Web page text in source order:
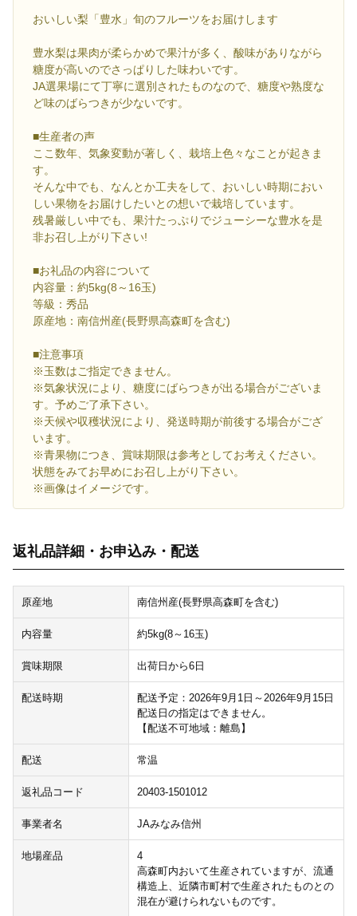
おいしい梨「豊水」旬のフルーツをお届けします
豊水梨は果肉が柔らかめで果汁が多く、酸味がありながら
糖度が高いのでさっぱりした味わいです。
JA選果場にて丁寧に選別されたものなので、糖度や熟度な
ど味のばらつきが少ないです。
■生産者の声
ここ数年、気象変動が著しく、栽培上色々なことが起きま
す。
そんな中でも、なんとか工夫をして、おいしい時期におい
しい果物をお届けしたいとの想いで栽培しています。
残暑厳しい中でも、果汁たっぷりでジューシーな豊水を是
非お召し上がり下さい!
■お礼品の内容について
内容量：約5kg(8～16玉)
等級：秀品
原産地：南信州産(長野県高森町を含む)
■注意事項
※玉数はご指定できません。
※気象状況により、糖度にばらつきが出る場合がございま
す。予めご了承下さい。
※天候や収穫状況により、発送時期が前後する場合がござ
います。
※青果物につき、賞味期限は参考としてお考えください。
状態をみてお早めにお召し上がり下さい。
※画像はイメージです。
返礼品詳細・お申込み・配送
原産地 南信州産(長野県高森町を含む)
内容量 約5kg(8～16玉)
賞味期限 出荷日から6日
配送時期
配送予定：2026年9月1日～2026年9月15日
配送日の指定はできません。
【配送不可地域：離島】
配送 常温
返礼品コード 20403-1501012
事業者名 JAみなみ信州
地場産品
4
高森町内おいて生産されていますが、流通
構造上、近隣市町村で生産されたものとの
混在が避けられないものです。